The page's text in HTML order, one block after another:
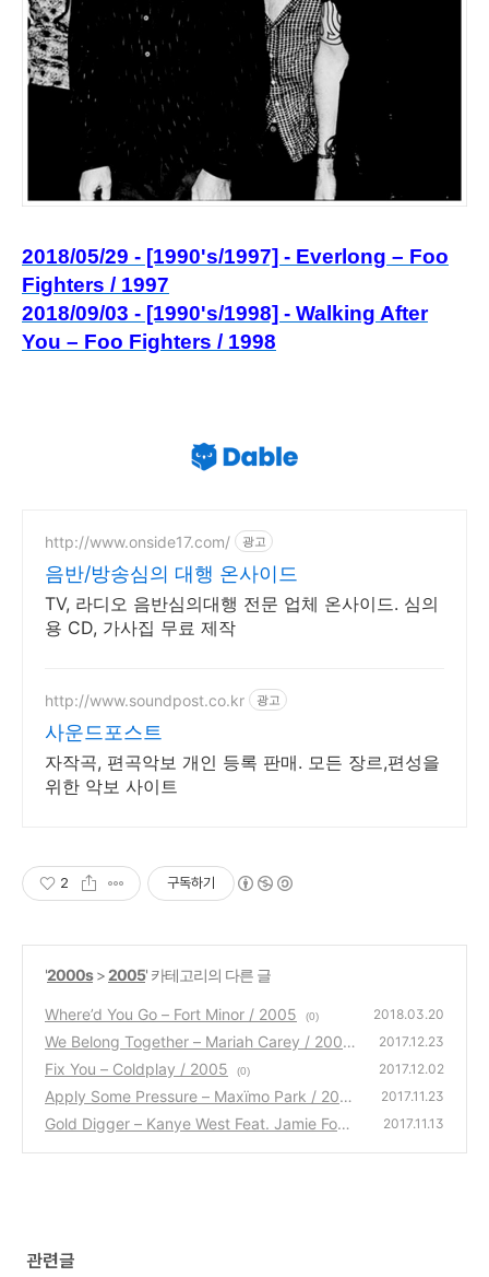
2018/05/29 - [1990's/1997] - Everlong – Foo
Fighters / 1997
2018/09/03 - [1990's/1998] - Walking After
You – Foo Fighters / 1998
http://www.onside17.com/ 광고
음반/방송심의 대행 온사이드
TV, 라디오 음반심의대행 전문 업체 온사이드. 심의
용 CD, 가사집 무료 제작
http://www.soundpost.co.kr 광고
사운드포스트
자작곡, 편곡악보 개인 등록 판매. 모든 장르,편성을
위한 악보 사이트
2 구독하기
'2000s>2005' 카테고리의 다른 글
Where’d You Go – Fort Minor / 2005 (0) 2018.03.20
We Belong Together – Mariah Carey / 2005
(0)
2017.12.23
Fix You – Coldplay / 2005 (0) 2017.12.02
Apply Some Pressure – Maxïmo Park / 200
5
(0)
2017.11.23
Gold Digger – Kanye West Feat. Jamie Foxx
2017.11.13
관련글